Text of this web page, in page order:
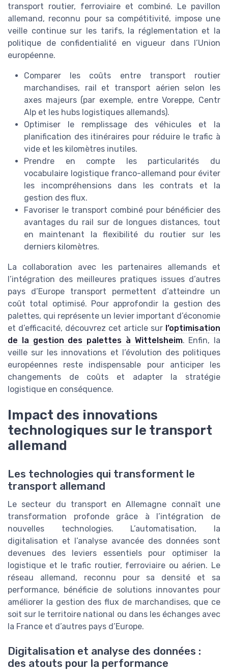
transport routier, ferroviaire et combiné. Le pavillon
allemand, reconnu pour sa compétitivité, impose une
veille continue sur les tarifs, la réglementation et la
politique de confidentialité en vigueur dans l’Union
européenne.
Comparer les coûts entre transport routier
marchandises, rail et transport aérien selon les
axes majeurs (par exemple, entre Voreppe, Centr
Alp et les hubs logistiques allemands).
Optimiser le remplissage des véhicules et la
planification des itinéraires pour réduire le trafic à
vide et les kilomètres inutiles.
Prendre en compte les particularités du
vocabulaire logistique franco-allemand pour éviter
les incompréhensions dans les contrats et la
gestion des flux.
Favoriser le transport combiné pour bénéficier des
avantages du rail sur de longues distances, tout
en maintenant la flexibilité du routier sur les
derniers kilomètres.
La collaboration avec les partenaires allemands et
l’intégration des meilleures pratiques issues d’autres
pays d’Europe transport permettent d’atteindre un
coût total optimisé. Pour approfondir la gestion des
palettes, qui représente un levier important d’économie
et d’efficacité, découvrez cet article sur l’optimisation
de la gestion des palettes à Wittelsheim. Enfin, la
veille sur les innovations et l’évolution des politiques
européennes reste indispensable pour anticiper les
changements de coûts et adapter la stratégie
logistique en conséquence.
Impact des innovations
technologiques sur le transport
allemand
Les technologies qui transforment le
transport allemand
Le secteur du transport en Allemagne connaît une
transformation profonde grâce à l’intégration de
nouvelles technologies. L’automatisation, la
digitalisation et l’analyse avancée des données sont
devenues des leviers essentiels pour optimiser la
logistique et le trafic routier, ferroviaire ou aérien. Le
réseau allemand, reconnu pour sa densité et sa
performance, bénéficie de solutions innovantes pour
améliorer la gestion des flux de marchandises, que ce
soit sur le territoire national ou dans les échanges avec
la France et d’autres pays d’Europe.
Digitalisation et analyse des données :
des atouts pour la performance